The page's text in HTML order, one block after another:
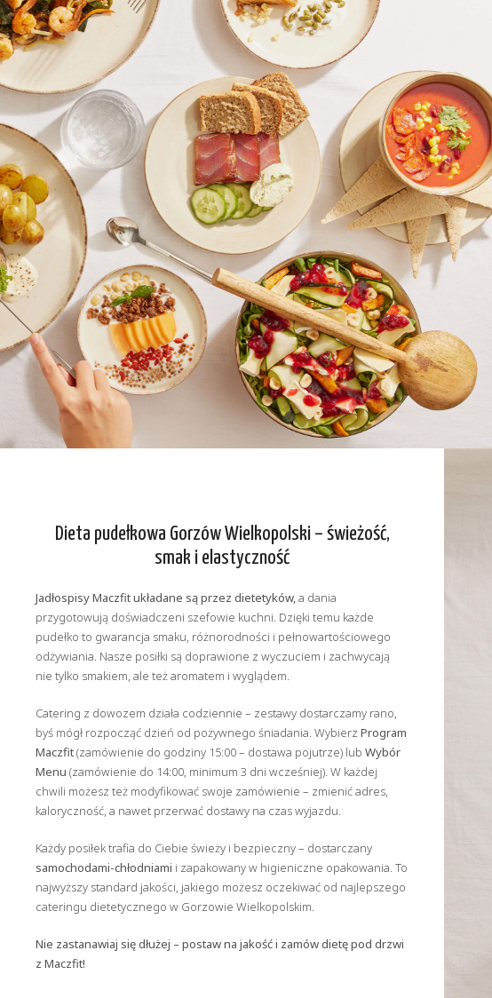
Dieta pudełkowa Gorzów Wielkopolski – świeżość,
smak i elastyczność
Jadłospisy Maczfit układane są przez dietetyków,a dania
przygotowują doświadczeni szefowie kuchni. Dzięki temu każde
pudełko to gwarancja smaku, różnorodności i pełnowartościowego
odżywiania. Nasze posiłki są doprawione z wyczuciem i zachwycają
nie tylko smakiem, ale też aromatem i wyglądem.
Catering z dowozem działa codziennie – zestawy dostarczamy rano,
byś mógł rozpocząć dzień od pożywnego śniadania. Wybierz Program
Maczfit(zamówienie do godziny 15:00 – dostawa pojutrze) lub Wybór
Menu (zamówienie do 14:00, minimum 3 dni wcześniej). W każdej
chwili możesz też modyfikować swoje zamówienie – zmienić adres,
kaloryczność, a nawet przerwać dostawy na czas wyjazdu.
Każdy posiłek trafia do Ciebie świeży i bezpieczny – dostarczany
samochodami-chłodniami i zapakowany w higieniczne opakowania. To
najwyższy standard jakości, jakiego możesz oczekiwać od najlepszego
cateringu dietetycznego w Gorzowie Wielkopolskim.
Nie zastanawiaj się dłużej – postaw na jakość i zamów dietę pod drzwi
z Maczfit!